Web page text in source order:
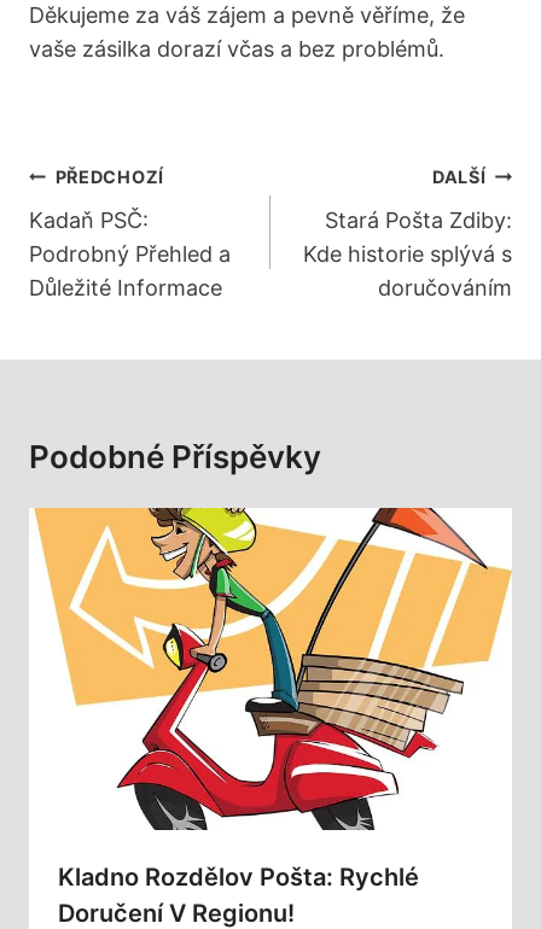
Děkujeme za váš zájem a pevně věříme, že
⁤vaše zásilka dorazí včas a ⁢bez problémů.
Navigace
Pro
Příspěvek
PŘEDCHOZÍ
Kadaň PSČ:
Podrobný Přehled a
Důležité Informace
DALŠÍ
Stará Pošta Zdiby:
Kde historie splývá s
doručováním
Podobné Příspěvky
Kladno Rozdělov Pošta: Rychlé
Doručení V Regionu!